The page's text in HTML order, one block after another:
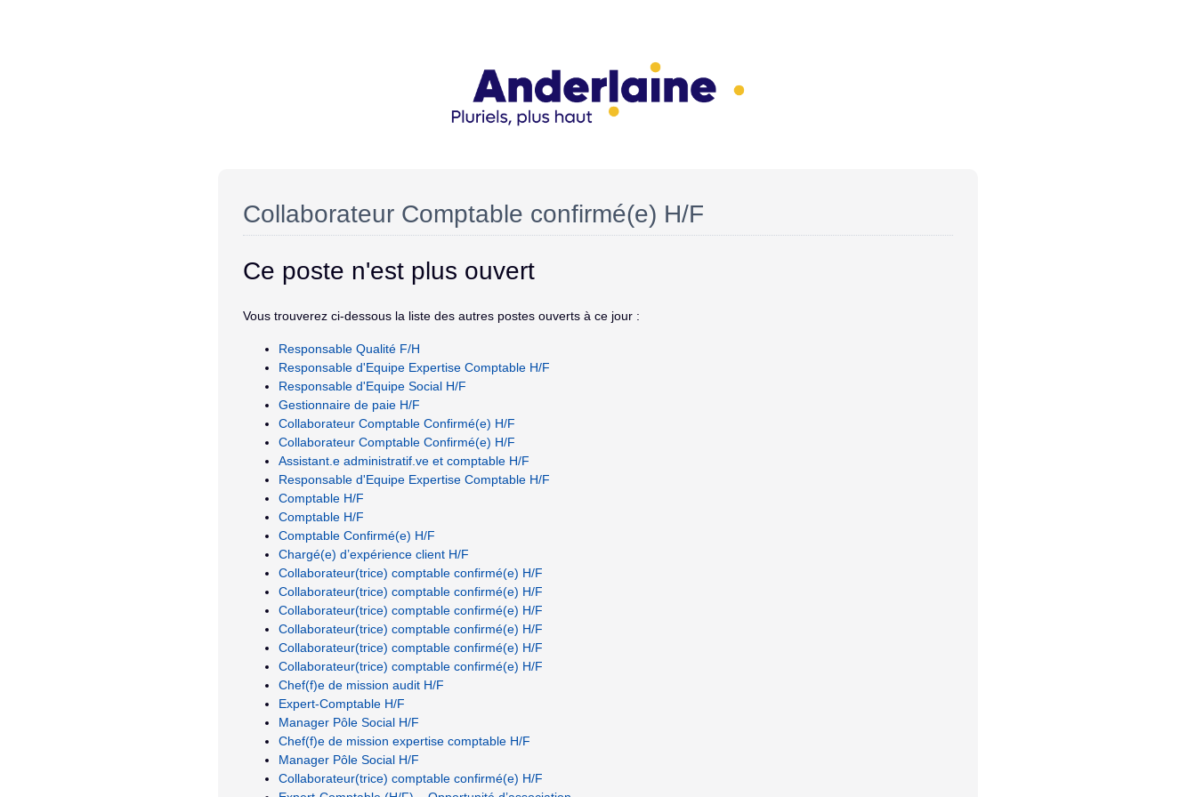
Collaborateur Comptable confirmé(e) H/F
Ce poste n'est plus ouvert
Vous trouverez ci-dessous la liste des autres postes ouverts à ce jour :
Responsable Qualité F/H
Responsable d'Equipe Expertise Comptable H/F
Responsable d'Equipe Social H/F
Gestionnaire de paie H/F
Collaborateur Comptable Confirmé(e) H/F
Collaborateur Comptable Confirmé(e) H/F
Assistant.e administratif.ve et comptable H/F
Responsable d'Equipe Expertise Comptable H/F
Comptable H/F
Comptable H/F
Comptable Confirmé(e) H/F
Chargé(e) d’expérience client H/F
Collaborateur(trice) comptable confirmé(e) H/F
Collaborateur(trice) comptable confirmé(e) H/F
Collaborateur(trice) comptable confirmé(e) H/F
Collaborateur(trice) comptable confirmé(e) H/F
Collaborateur(trice) comptable confirmé(e) H/F
Collaborateur(trice) comptable confirmé(e) H/F
Chef(f)e de mission audit H/F
Expert-Comptable H/F
Manager Pôle Social H/F
Chef(f)e de mission expertise comptable H/F
Manager Pôle Social H/F
Collaborateur(trice) comptable confirmé(e) H/F